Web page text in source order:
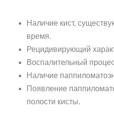
Наличие кист,
время.
Рецидивирующий
Воспалительный
Наличие
Появление
полости кисты.